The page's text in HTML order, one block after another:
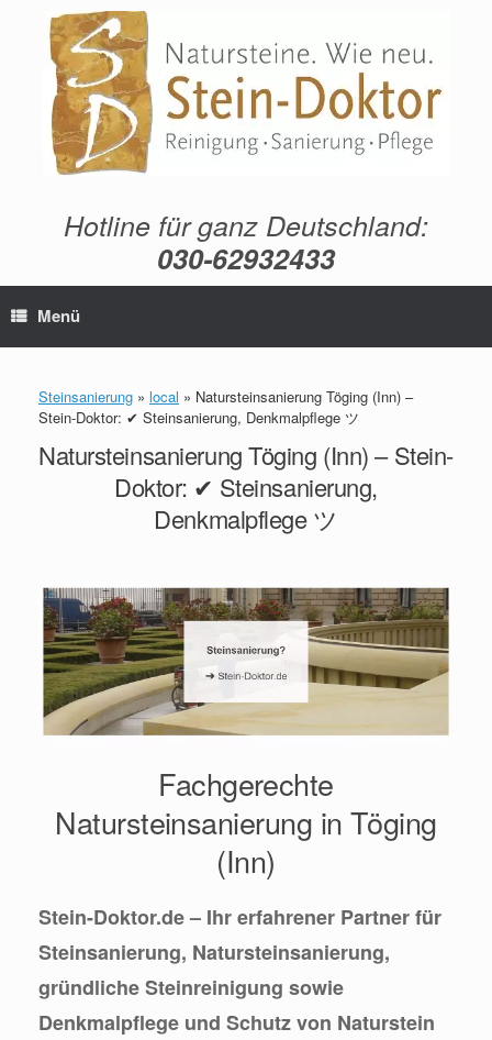
springen
Hotline für ganz Deutschland:
030-62932433
Menü
Steinsanierung » local » Natursteinsanierung Töging (Inn) –
Stein-Doktor: ✔ Steinsanierung, Denkmalpflege ツ
Natursteinsanierung Töging (Inn) – Stein-
Doktor: ✔ Steinsanierung,
Denkmalpflege ツ
Fachgerechte
Natursteinsanierung in Töging
(Inn)
Stein-Doktor.de – Ihr erfahrener Partner für
Steinsanierung, Natursteinsanierung,
gründliche Steinreinigung sowie
Denkmalpflege und Schutz von Naturstein